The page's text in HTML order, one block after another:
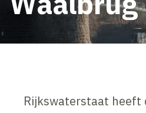
Rijkswaterstaat heeft